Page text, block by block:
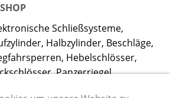
Schließsysteme,
Halbzylinder, Beschläge,
Hebelschlösser,
Panzerriegel,